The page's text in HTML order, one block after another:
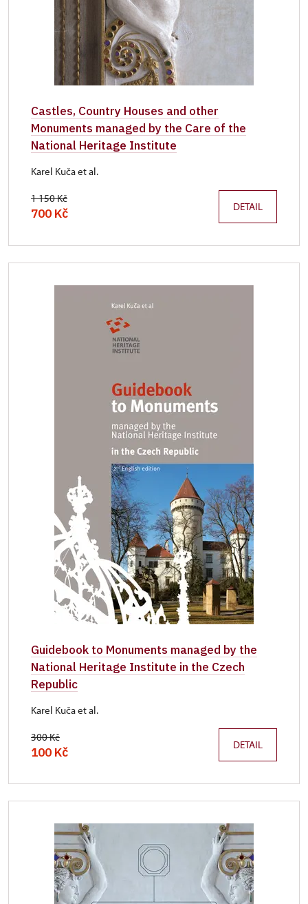
Castles, Country Houses and other
Monuments managed by the Care of the
National Heritage Institute
Karel Kuča et al.
1 150 Kč
700 Kč DETAIL
Guidebook to Monuments managed by the
National Heritage Institute in the Czech
Republic
Karel Kuča et al.
300 Kč
100 Kč DETAIL